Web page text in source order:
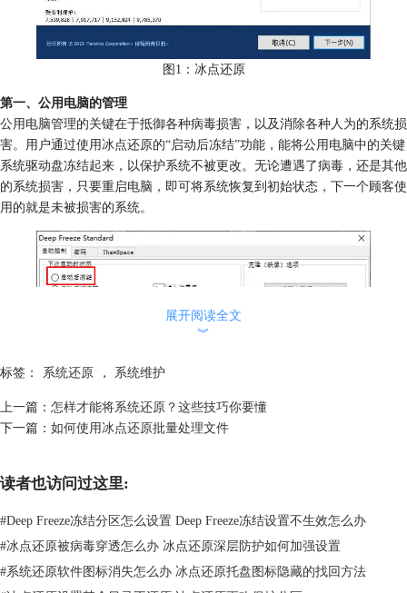
图1：冰点还原
第一、公用电脑的管理
公用电脑管理的关键在于抵御各种病毒损害，以及消除各种人为的系统损
害。用户通过使用冰点还原的“启动后冻结”功能，能将公用电脑中的关键
系统驱动盘冻结起来，以保护系统不被更改。无论遭遇了病毒，还是其他
的系统损害，只要重启电脑，即可将系统恢复到初始状态，下一个顾客使
用的就是未被损害的系统。
除了公用电脑外，前台电脑也是酒店管理的重要一环。前台电脑每天都要
记录大量的人员、客房数据等。这些数据非常重要，需要获得更好的保
护。用户可以使用ThawSpace解冻空间保存重要的数据，以保障电脑重启
时不会删除这些重要的信息。
展开阅读全文
︾
标签： 系统还原 ， 系统维护
上一篇： 怎样才能将系统还原？这些技巧你要懂
下一篇： 如何使用冰点还原批量处理文件
读者也访问过这里:
#Deep Freeze冻结分区怎么设置 Deep Freeze冻结设置不生效怎么办
#冰点还原被病毒穿透怎么办 冰点还原深层防护如何加强设置
#系统还原软件图标消失怎么办 冰点还原托盘图标隐藏的找回方法